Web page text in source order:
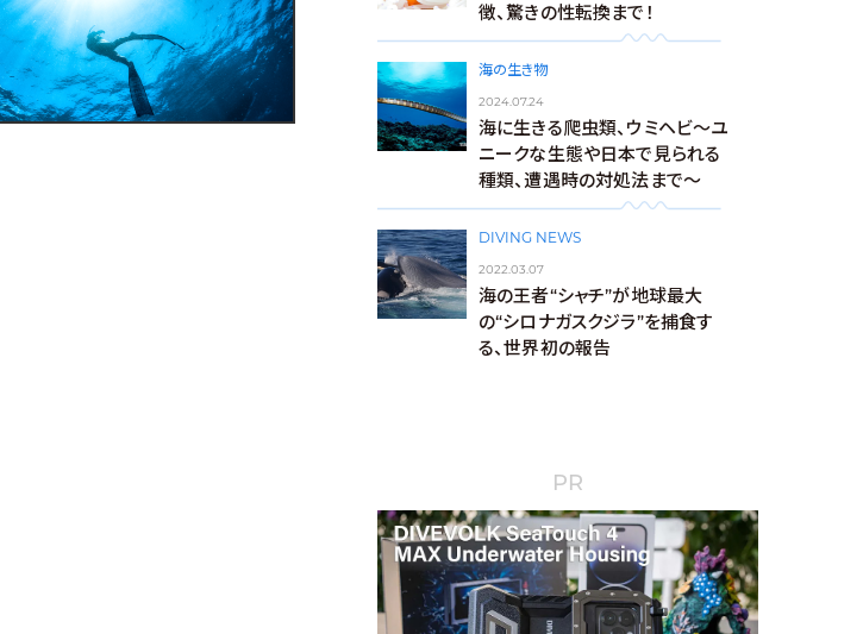
徴、驚きの性転換まで！
海の生き物
2024.07.24
海に生きる爬虫類、ウミヘビ～ユ
ニークな生態や日本で見られる
種類、遭遇時の対処法まで～
DIVING NEWS
2022.03.07
海の王者“シャチ”が地球最大
の“シロナガスクジラ”を捕食す
る、世界初の報告
PR